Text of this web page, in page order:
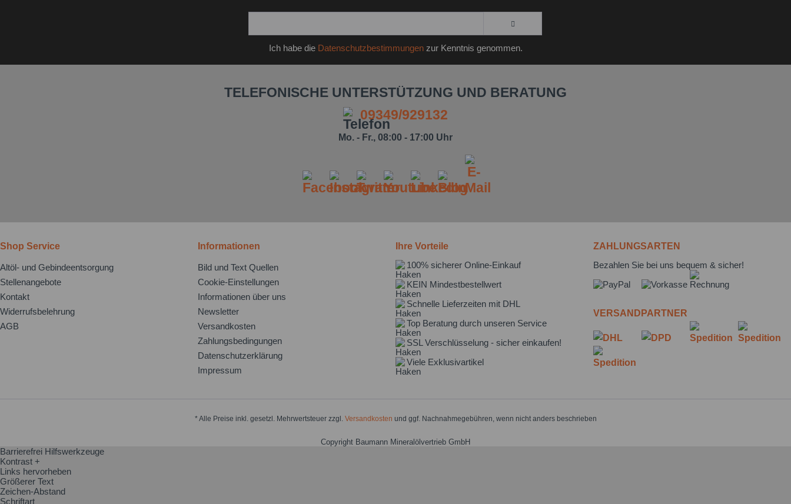
Ich habe die Datenschutzbestimmungenzur Kenntnis genommen.
TELEFONISCHE UNTERSTÜTZUNG UND BERATUNG
09349/929132
Mo. - Fr., 08:00 - 17:00 Uhr
Shop Service
Altöl- und Gebindeentsorgung
Stellenangebote
Kontakt
Widerrufsbelehrung
AGB
Informationen
Bild und Text Quellen
Cookie-Einstellungen
Informationen über uns
Newsletter
Versandkosten
Zahlungsbedingungen
Datenschutzerklärung
Impressum
Ihre Vorteile
100% sicherer Online-Einkauf
KEIN Mindestbestellwert
Schnelle Lieferzeiten mit DHL
Top Beratung durch unseren Service
SSL Verschlüsselung - sicher einkaufen!
Viele Exklusivartikel
ZAHLUNGSARTEN
Bezahlen Sie bei uns bequem & sicher!
VERSANDPARTNER
* Alle Preise inkl. gesetzl. Mehrwertsteuer zzgl. Versandkosten und ggf. Nachnahmegebühren, wenn nicht anders beschrieben
Copyright Baumann Mineralölvertrieb GmbH
Barrierefrei Hilfswerkzeuge
Kontrast +
Links hervorheben
Größerer Text
Zeichen-Abstand
Schriftart